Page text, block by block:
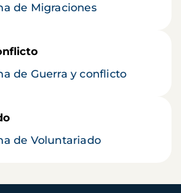
de Migraciones
de Guerra y conflicto
de Voluntariado